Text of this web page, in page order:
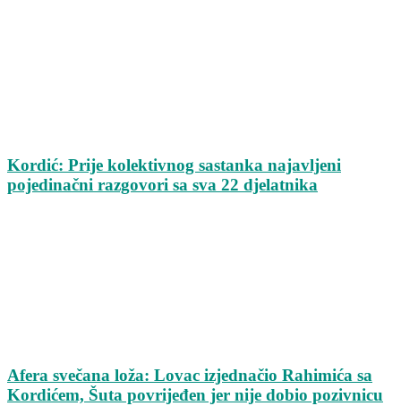
Kordić: Prije kolektivnog sastanka najavljeni
pojedinačni razgovori sa sva 22 djelatnika
Afera svečana loža: Lovac izjednačio Rahimića sa
Kordićem, Šuta povrijeđen jer nije dobio pozivnicu